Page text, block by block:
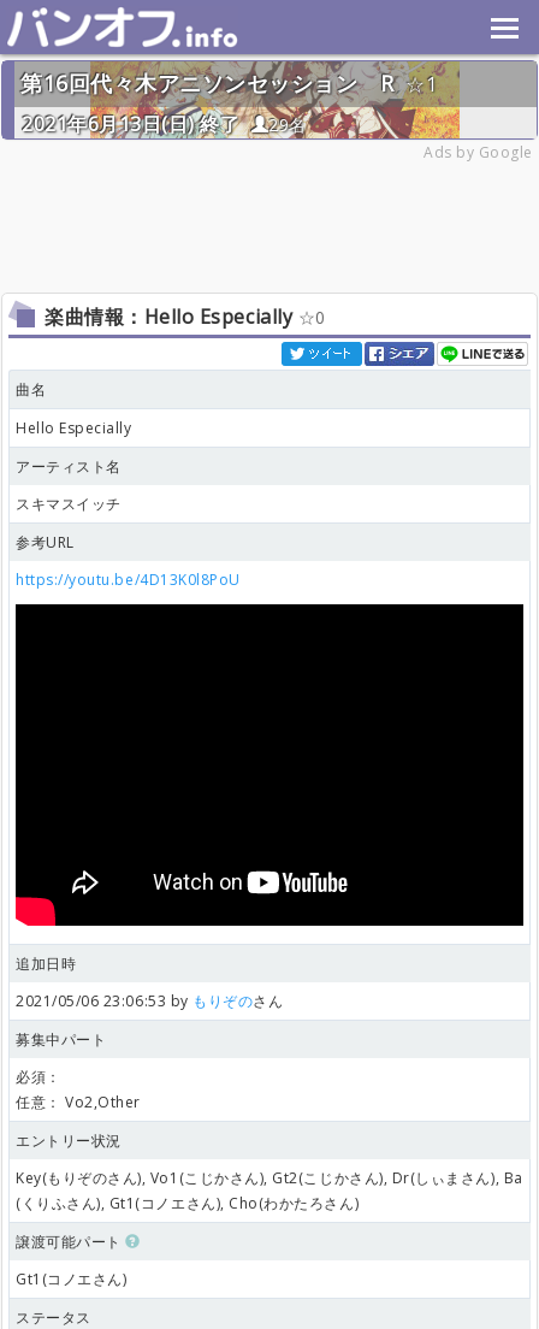
第16回代々木アニソンセッション R
1
2021年6月13日(日) 終了
29名
Ads by Google
楽曲情報：Hello Especially 0
曲名
Hello Especially
アーティスト名
スキマスイッチ
参考URL
https://youtu.be/4D13K0l8PoU
追加日時
2021/05/06 23:06:53 by もりぞのさん
募集中パート
必須：
任意： Vo2,Other
エントリー状況
Key(もりぞのさん), Vo1(こじかさん), Gt2(こじかさん), Dr(しぃまさん), Ba
(くりふさん), Gt1(コノエさん), Cho(わかたろさん)
譲渡可能パート
Gt1(コノエさん)
ステータス